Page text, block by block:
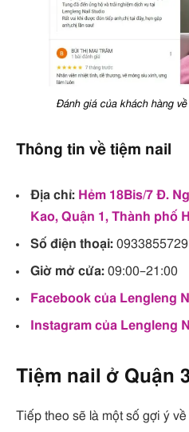
Đánh giá của khách hàng
Thông tin về tiệm nail
Địa chỉ: Hẻm 18Bis/7 Đ.
Kao, Quận 1, Thành phố
Số điện thoại: 0933855729
Giờ mở cửa: 09:00–21:00
Facebook của Lengleng
Instagram của Lengleng
Tiệm nail ở Quận
Tiếp theo sẽ là một số gợi ý